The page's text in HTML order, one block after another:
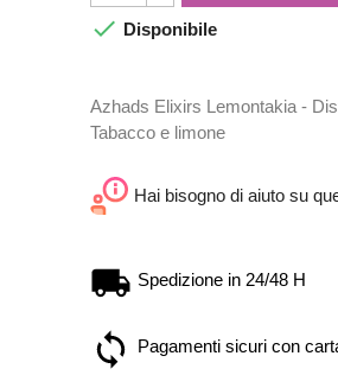
 Disponibile
Azhads Elixirs Lemontakia -
Tabacco e limone
Hai bisogno di aiuto su
Spedizione in 24/48 H
Pagamenti sicuri con